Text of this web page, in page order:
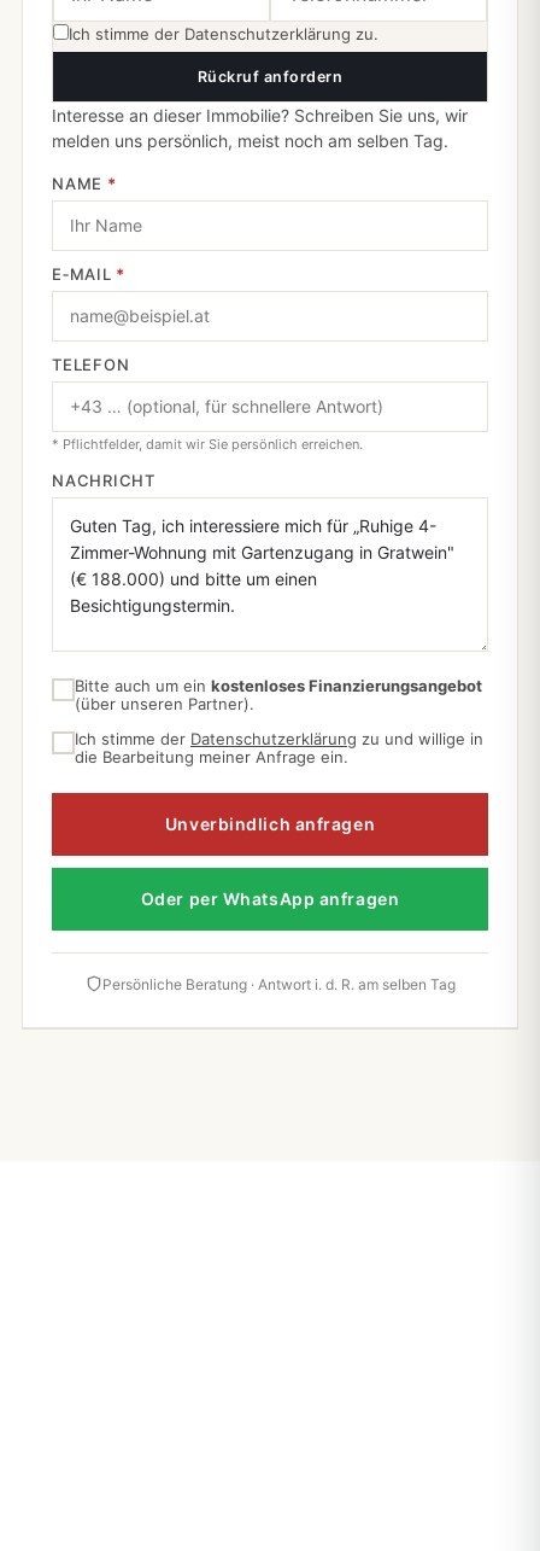
Ich stimme der Datenschutzerklärung zu.
Rückruf anfordern
Interesse an dieser Immobilie? Schreiben Sie uns, wir
melden uns persönlich, meist noch am selben Tag.
NAME *
E‑MAIL *
TELEFON
* Pflichtfelder, damit wir Sie persönlich erreichen.
NACHRICHT
Bitte auch um ein kostenloses Finanzierungsangebot
(über unseren Partner).
Ich stimme der Datenschutzerklärung zu und willige in
die Bearbeitung meiner Anfrage ein.
Unverbindlich anfragen
Oder per WhatsApp anfragen
Persönliche Beratung · Antwort i. d. R. am selben Tag